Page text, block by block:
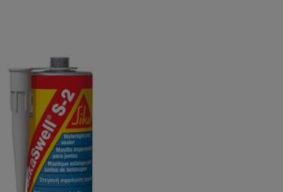
Cinta interna de PVC para juntas